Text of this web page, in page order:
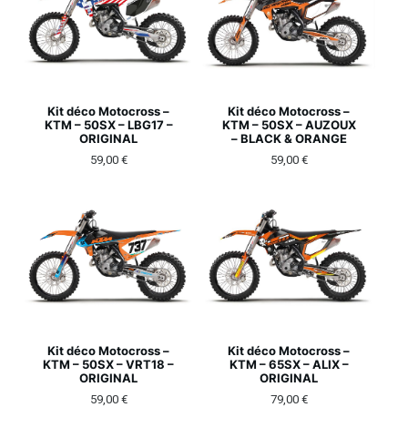
Kit déco Motocross –
KTM – 50SX – LBG17 –
ORIGINAL
59,00 €
Kit déco Motocross –
KTM – 50SX – AUZOUX
– BLACK & ORANGE
59,00 €
Kit déco Motocross –
KTM – 50SX – VRT18 –
ORIGINAL
59,00 €
Kit déco Motocross –
KTM – 65SX – ALIX –
ORIGINAL
79,00 €